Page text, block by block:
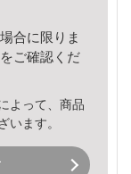
合に限りま
をご確認くだ
よって、商品
います。